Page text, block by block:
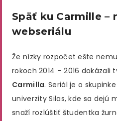
Späť ku Carmille –
webseriálu
Že nízky rozpočet ešte
rokoch 2014 – 2016 dokázali
Carmilla. Seriál je o
univerzity Silas, kde sa dejú
snaží rozlúštiť študentka